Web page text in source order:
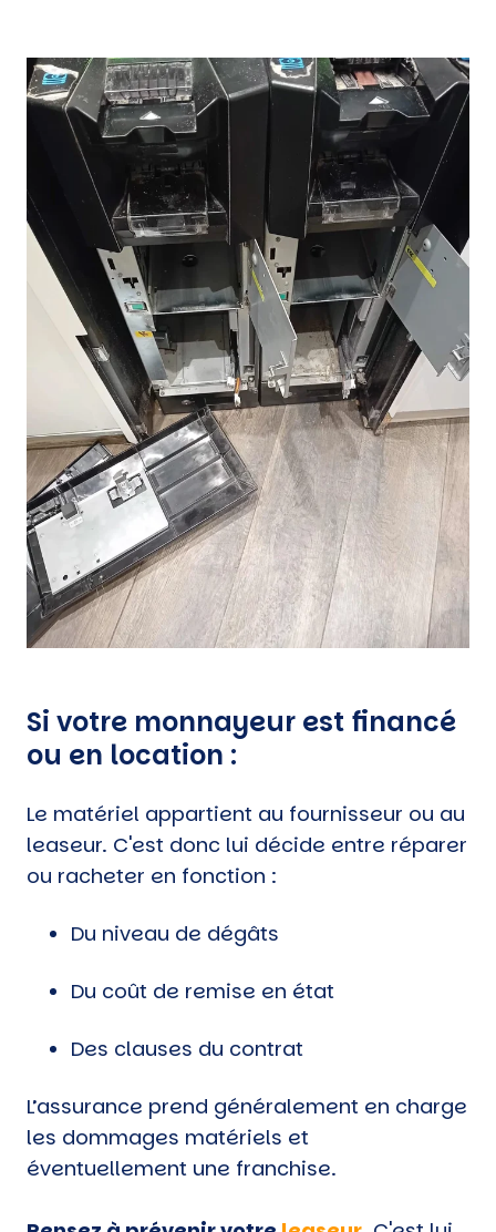
Si votre monnayeur est financé
ou en location :
Le matériel appartient au fournisseur ou au
leaseur. C'est donc lui décide entre réparer
ou racheter en fonction :
Du niveau de dégâts
Du coût de remise en état
Des clauses du contrat
L’assurance prend généralement en charge
les dommages matériels et
éventuellement une franchise.